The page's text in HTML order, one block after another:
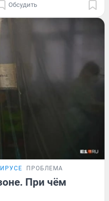
Обсудить
ПРОБЛЕМА
При чём